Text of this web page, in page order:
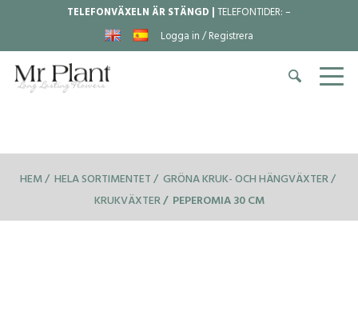
TELEFONVÄXELN ÄR STÄNGD |TELEFONTIDER:–
Logga in / Registrera
HEM HELA SORTIMENTET GRÖNA KRUK- OCH HÄNGVÄXTER
KRUKVÄXTER
PEPEROMIA 30 CM